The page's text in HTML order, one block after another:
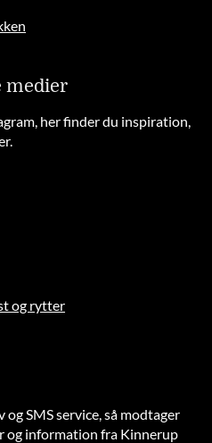
medier
her finder du inspiration,
og rytter
SMS service, så modtager
og information fra Kinnerup